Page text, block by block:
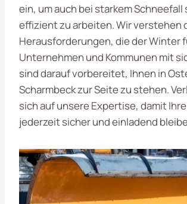
ein, um auch bei starkem Schneefall
effizient zu arbeiten. Wir verstehen
Herausforderungen, die der Winter
Unternehmen und Kommunen mit
sind darauf vorbereitet, Ihnen in
Scharmbeck zur Seite zu stehen.
sich auf unsere Expertise, damit
jederzeit sicher und einladend